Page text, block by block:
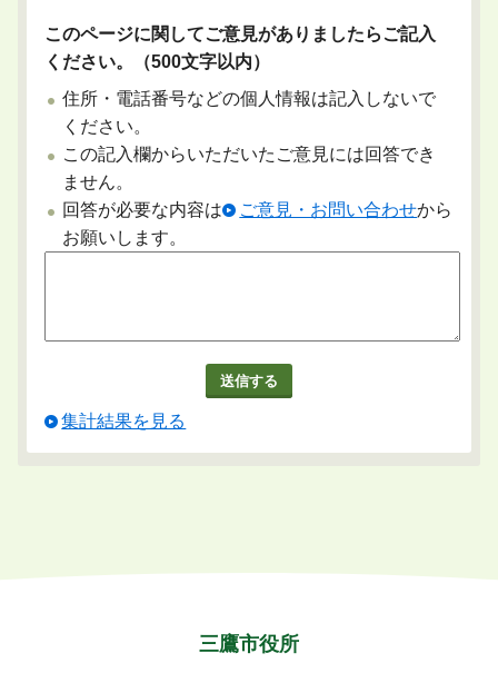
このページに関してご意見がありましたらご記入
ください。（500文字以内）
住所・電話番号などの個人情報は記入しないで
ください。
この記入欄からいただいたご意見には回答でき
ません。
回答が必要な内容は
ご意見・お問い合わせから
お願いします。
集計結果を見る
三鷹市役所